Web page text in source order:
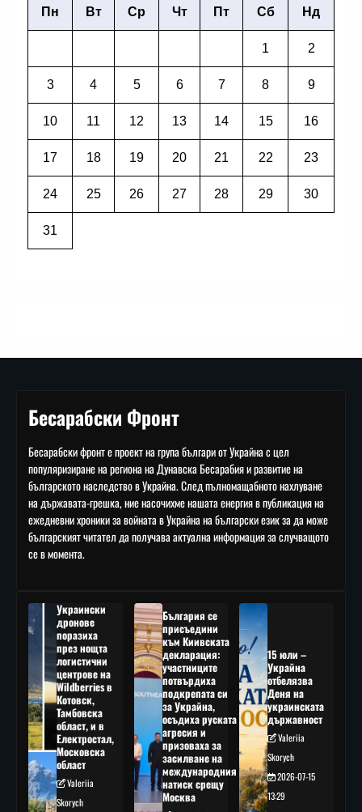
Пн Вт Ср Чт Пт Сб Нд
1 2
3 4 5 6 7 8 9
10 11 12 13 14 15 16
17 18 19 20 21 22 23
24 25 26 27 28 29 30
31
Бесарабски Фронт
Бесарабски фронт е проект на група българи от Украйна с цел
популяризиране на региона на Дунавска Бесарабия и развитие на
българското наследство в Украйна. След пълномащабното нахлуване
на държавата-грешка, ние насочихме нашата енергия в публикация на
ежедневни хроники за войната в Украйна на български език за да може
българският читател да получава актуална информация за случващото
се в момента.
Украински
дронове
поразиха
през нощта
логистични
центрове на
Wildberries в
Котовск,
Тамбовска
област, и в
Електростал,
Московска
област
Valeriia
Skorych
България се
присъедини
към Киивската
декларация:
участниците
потвърдиха
подкрепата си
за Украйна,
осъдиха руската
агресия и
призоваха за
засилване на
международния
натиск срещу
Москва
15 юли –
Украйна
отбелязва
Деня на
украинската
държавност
Valeriia
Skorych
2026-07-15
13:29